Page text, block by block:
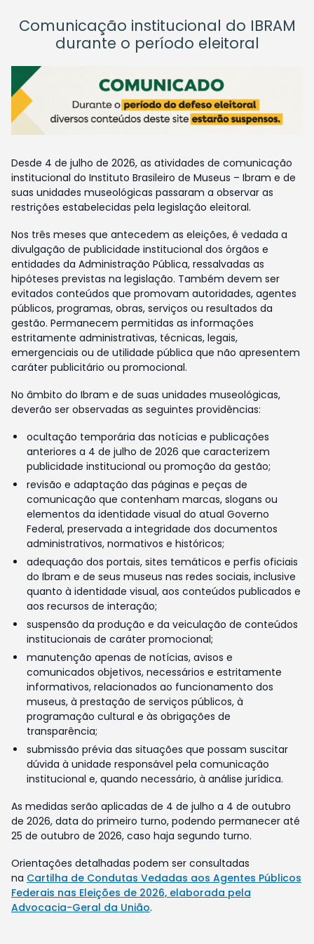
Comunicação institucional do IBRAM
durante o período eleitoral
Desde 4 de julho de 2026, as atividades de comunicação
institucional do Instituto Brasileiro de Museus – Ibram e de
suas unidades museológicas passaram a observar as
restrições estabelecidas pela legislação eleitoral.
Nos três meses que antecedem as eleições, é vedada a
divulgação de publicidade institucional dos órgãos e
entidades da Administração Pública, ressalvadas as
hipóteses previstas na legislação. Também devem ser
evitados conteúdos que promovam autoridades, agentes
públicos, programas, obras, serviços ou resultados da
gestão. Permanecem permitidas as informações
estritamente administrativas, técnicas, legais,
emergenciais ou de utilidade pública que não apresentem
caráter publicitário ou promocional.
No âmbito do Ibram e de suas unidades museológicas,
deverão ser observadas as seguintes providências:
ocultação temporária das notícias e publicações
anteriores a 4 de julho de 2026 que caracterizem
publicidade institucional ou promoção da gestão;
revisão e adaptação das páginas e peças de
comunicação que contenham marcas, slogans ou
elementos da identidade visual do atual Governo
Federal, preservada a integridade dos documentos
administrativos, normativos e históricos;
adequação dos portais, sites temáticos e perfis oficiais
do Ibram e de seus museus nas redes sociais, inclusive
quanto à identidade visual, aos conteúdos publicados e
aos recursos de interação;
suspensão da produção e da veiculação de conteúdos
institucionais de caráter promocional;
manutenção apenas de notícias, avisos e
comunicados objetivos, necessários e estritamente
informativos, relacionados ao funcionamento dos
museus, à prestação de serviços públicos, à
programação cultural e às obrigações de
transparência;
submissão prévia das situações que possam suscitar
dúvida à unidade responsável pela comunicação
institucional e, quando necessário, à análise jurídica.
As medidas serão aplicadas de 4 de julho a 4 de outubro
de 2026, data do primeiro turno, podendo permanecer até
25 de outubro de 2026, caso haja segundo turno.
Orientações detalhadas podem ser consultadas
na Cartilha de Condutas Vedadas aos Agentes Públicos
Federais nas Eleições de 2026, elaborada pela
Advocacia-Geral da União.